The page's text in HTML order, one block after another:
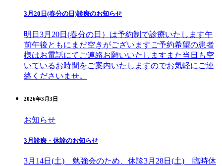
3月20日(春分の日)診療のお知らせ
明日3月20日(春分の日）は予約制で診療いたします午
前午後ともにまだ空きがございますご予約希望の患者
様はお電話にてご連絡お願いいたしますまた当日も空
いているお時間をご案内いたしますのでお気軽にご連
絡くださいませ。
2026年3月3日
お知らせ
3月診療・休診のお知らせ
3月14日(土) 勉強会のため、休診3月28日(土) 臨時休